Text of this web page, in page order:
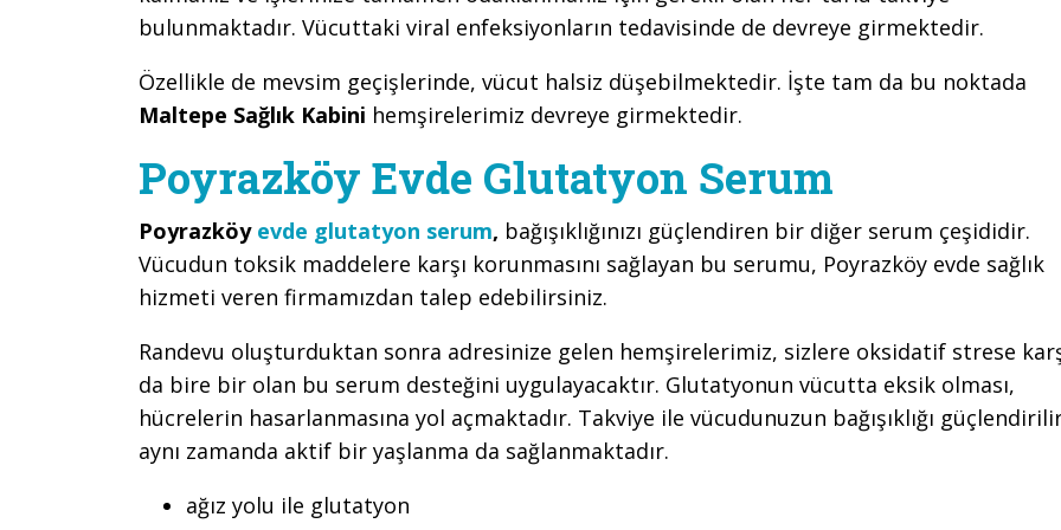
bulunmaktadır. Vücuttaki viral enfeksiyonların tedavisinde de devreye girmektedir.
Özellikle de mevsim geçişlerinde, vücut halsiz düşebilmektedir. İşte tam da bu noktada
Maltepe Sağlık Kabini hemşirelerimiz devreye girmektedir.
Poyrazköy Evde Glutatyon Serum
Poyrazköy evde glutatyon serum, bağışıklığınızı güçlendiren bir diğer serum çeşididir.
Vücudun toksik maddelere karşı korunmasını sağlayan bu serumu, Poyrazköy evde sağlık
hizmeti veren firmamızdan talep edebilirsiniz.
Randevu oluşturduktan sonra adresinize gelen hemşirelerimiz, sizlere oksidatif strese
da bire bir olan bu serum desteğini uygulayacaktır. Glutatyonun vücutta eksik olması,
hücrelerin hasarlanmasına yol açmaktadır. Takviye ile vücudunuzun bağışıklığı
aynı zamanda aktif bir yaşlanma da sağlanmaktadır.
ağız yolu ile glutatyon